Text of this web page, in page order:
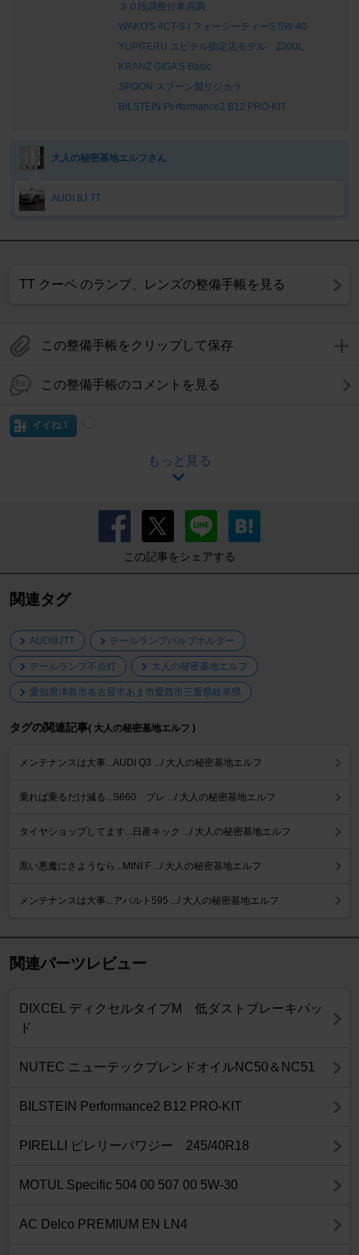
３０段調整付車高調
WAKO'S 4CT-S / フォーシーティーS 5W-40
YUPITERU ユピテル指定店モデル Z200L
KRANZ GIGA’S Basic
SPOON スプーン製リジカラ
BILSTEIN Performance2 B12 PRO-KIT
大人の秘密基地エルフさん
AUDI 8J TT
TT クーペ のランプ、レンズの整備手帳を見る
この整備手帳をクリップして保存
この整備手帳のコメントを見る
イイね！
もっと見る
この記事をシェアする
関連タグ
AUDI8JTT テールランプバルブホルダー
テールランプ不点灯 大人の秘密基地エルフ
愛知県津島市名古屋市あま市愛西市三重県岐阜県
タグの関連記事( 大人の秘密基地エルフ )
メンテナンスは大事...AUDI Q3 .../ 大人の秘密基地エルフ
乗れば乗るだけ減る...S660 ブレ .../ 大人の秘密基地エルフ
タイヤショップしてます...日産キック .../ 大人の秘密基地エルフ
黒い悪魔にさようなら...MINI F .../ 大人の秘密基地エルフ
メンテナンスは大事...アバルト595 .../ 大人の秘密基地エルフ
関連パーツレビュー
DIXCEL ディクセルタイプM 低ダストブレーキパッ
ド
NUTEC ニューテックブレンドオイルNC50＆NC51
BILSTEIN Performance2 B12 PRO-KIT
PIRELLI ピレリーパワジー 245/40R18
MOTUL Specific 504 00 507 00 5W-30
AC Delco PREMIUM EN LN4